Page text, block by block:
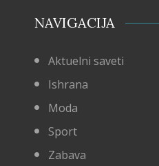
NAVIGACIJA
Aktuelni saveti
Ishrana
Moda
Sport
Zabava